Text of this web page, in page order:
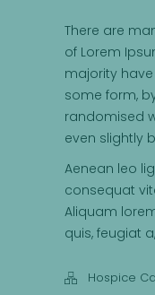
There are
of Lorem
majority
some form,
randomised
even slightly
Aenean leo
consequat
Aliquam
quis, feugiat
Hospice